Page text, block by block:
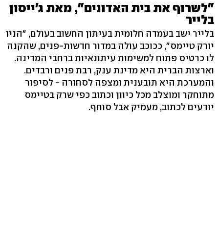
"לשרוף את בית האדונים", מאת ג'ייסון
בלייר
בלייר ישב בעמדה חלומית בעיתון החשוב בעולם, "הניו
יורק טיימס", ככוכב עולה במדור חדשות-פנים, שהקנה
לו כרטיס פתוח למשימות עיתונאיות ברחבי המדינה.
וארצות הברית היא מדינת ענק, רבת פנים ורבדים.
והמערכת היא תובענית ומצפה לסחורה - לסיפור
מתוחקר ומוצלב מכל כיוון וכתוב כפי שרק בטיימס
יודעים לכתוב, מעמיק אבל סוחף.